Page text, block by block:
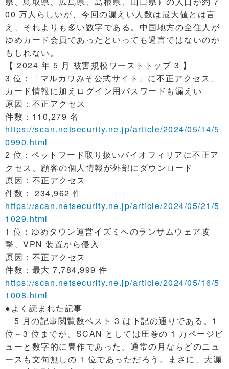
00 万人らしいが、今回の漏えい人数は最大値とは言
え、それよりも多い数字である。中国地方の全住人が
ゆめカード会員であったといっても過言ではないのか
もしれない。
【 2024 年 5 月 被害規模ワーストトップ 3 】
3 位：「マルカワみそ公式サイト」に不正アクセス、
カード情報に加えログイン用パスワードも漏えい
原因：不正アクセス
件数：110,279 名
https://scan.netsecurity.ne.jp/article/2024/05/14/5
0990.html
2 位：ペットフード取り扱いバイオフィリアに不正ア
クセス、顧客の個人情報が外部にダウンロード
原因：不正アクセス
件数： 234,962 件
https://scan.netsecurity.ne.jp/article/2024/05/21/5
1029.html
1 位：ゆめタウン運営イズミへのランサムウェア攻
撃、VPN 装置から侵入
原因：不正アクセス
件数：最大 7,784,999 件
https://scan.netsecurity.ne.jp/article/2024/05/16/5
1008.html
●よく読まれた記事
5 月の記事閲覧数ベスト 3 は下記の通りである。1
位～3 位までが、SCAN としては圧巻の 1 万ページビ
ューと数字的に豊作であった。通常の月ならどのニュ
ースも文句無しの 1 位であっただろう。まさに、大漏